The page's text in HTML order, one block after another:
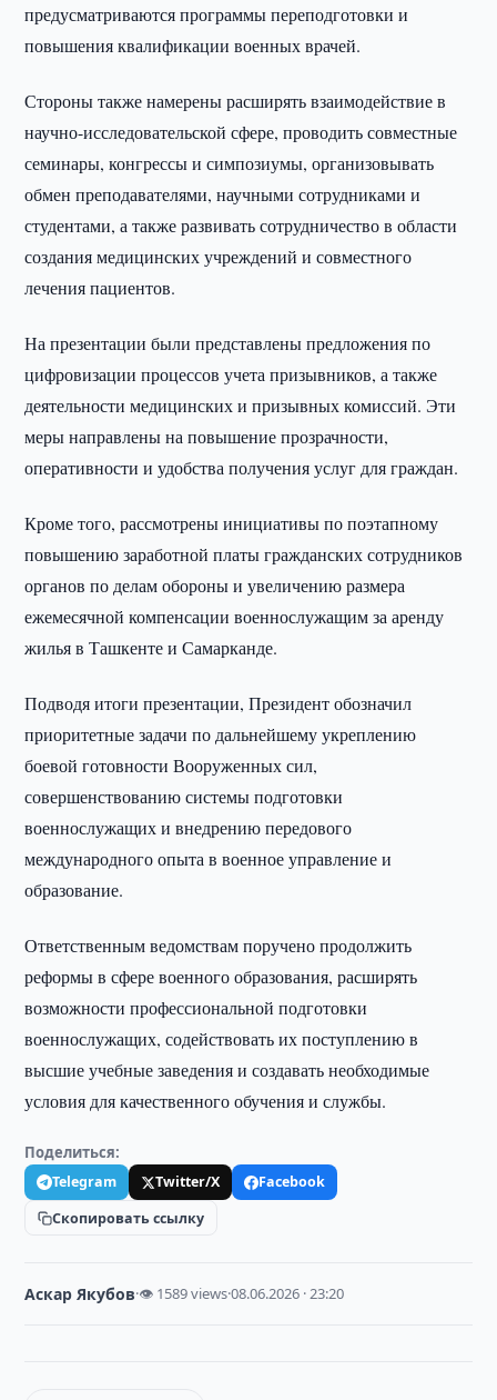
предусматриваются программы переподготовки и
повышения квалификации военных врачей.
Стороны также намерены расширять взаимодействие в
научно-исследовательской сфере, проводить совместные
семинары, конгрессы и симпозиумы, организовывать
обмен преподавателями, научными сотрудниками и
студентами, а также развивать сотрудничество в области
создания медицинских учреждений и совместного
лечения пациентов.
На презентации были представлены предложения по
цифровизации процессов учета призывников, а также
деятельности медицинских и призывных комиссий. Эти
меры направлены на повышение прозрачности,
оперативности и удобства получения услуг для граждан.
Кроме того, рассмотрены инициативы по поэтапному
повышению заработной платы гражданских сотрудников
органов по делам обороны и увеличению размера
ежемесячной компенсации военнослужащим за аренду
жилья в Ташкенте и Самарканде.
Подводя итоги презентации, Президент обозначил
приоритетные задачи по дальнейшему укреплению
боевой готовности Вооруженных сил,
совершенствованию системы подготовки
военнослужащих и внедрению передового
международного опыта в военное управление и
образование.
Ответственным ведомствам поручено продолжить
реформы в сфере военного образования, расширять
возможности профессиональной подготовки
военнослужащих, содействовать их поступлению в
высшие учебные заведения и создавать необходимые
условия для качественного обучения и службы.
Поделиться:
Telegram Twitter/X
Facebook
Скопировать ссылку
Аскар Якубов·👁 1589 views·08.06.2026 · 23:20